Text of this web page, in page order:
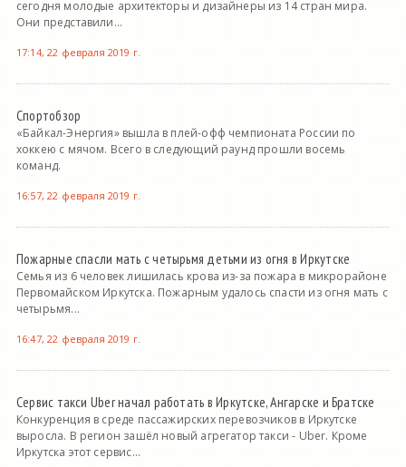
сегодня молодые архитекторы и дизайнеры из 14 стран мира.
Они представили...
17:14, 22 февраля 2019 г.
Спортобзор
«Байкал-Энергия» вышла в плей-офф чемпионата России по
хоккею с мячом. Всего в следующий раунд прошли восемь
команд.
16:57, 22 февраля 2019 г.
Пожарные спасли мать с четырьмя детьми из огня в Иркутске
Семья из 6 человек лишилась крова из-за пожара в микрорайоне
Первомайском Иркутска. Пожарным удалось спасти из огня мать с
четырьмя...
16:47, 22 февраля 2019 г.
Сервис такси Uber начал работать в Иркутске, Ангарске и Братске
Конкуренция в среде пассажирских перевозчиков в Иркутске
выросла. В регион зашёл новый агрегатор такси - Uber. Кроме
Иркутска этот сервис...